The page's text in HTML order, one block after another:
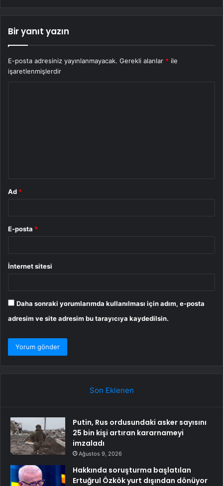
Bir yanıt yazın
E-posta adresiniz yayınlanmayacak. Gerekli alanlar * ile
işaretlenmişlerdir
Ad *
E-posta *
İnternet sitesi
Daha sonraki yorumlarımda kullanılması için adım, e-posta
adresim ve site adresim bu tarayıcıya kaydedilsin.
Son Eklenen
Putin, Rus ordusundaki asker sayısını
25 bin kişi artıran kararnameyi
imzaladı
Ağustos 9, 2026
Hakkında soruşturma başlatılan
Ertuğrul Özkök yurt dışından dönüyor